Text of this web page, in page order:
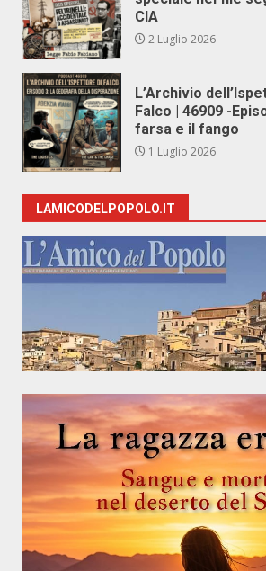
CIA
2 Luglio 2026
L’Archivio
Falco | 46909 -
farsa e il fango
1 Luglio 2026
LAMICODELPOPOLO.IT